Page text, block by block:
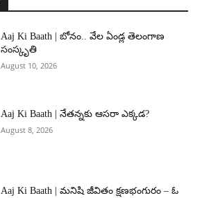
Aaj Ki Baath | బోనం.. వేల ఏండ్ల తెలంగాణ
సంస్కృతి
August 10, 2026
Aaj Ki Baath | నేతన్నకు ఆసరా ఎక్కడ?
August 8, 2026
Aaj Ki Baath | మనిషి జీవితం క్షణభంగురం – ఓ